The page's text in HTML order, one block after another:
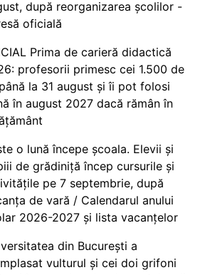
după reorganizarea școlilor -
oficială
Prima de carieră didactică
profesorii primesc cei 1.500 de
la 31 august și îi pot folosi
în august 2027 dacă rămân în
o lună începe școala. Elevii și
de grădiniță încep cursurile și
pe 7 septembrie, după
de vară / Calendarul anului
2026-2027 și lista vacanțelor
din București a
vulturul și cei doi grifoni